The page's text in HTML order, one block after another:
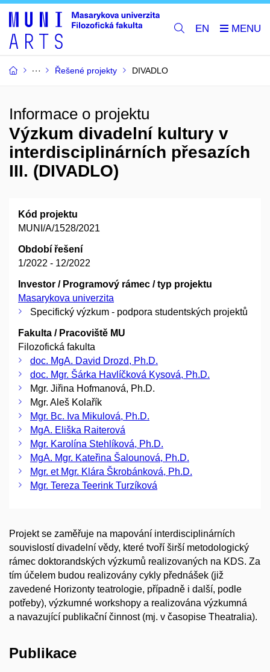
EN
Řešené projekty DIVADLO
Informace o projektu
Výzkum divadelní kultury v
interdisciplinárních přesazích
III. (DIVADLO)
Kód projektu
MUNI/A/1528/2021
Období řešení
1/2022 - 12/2022
Investor / Programový rámec / typ projektu
Masarykova univerzita
Specifický výzkum - podpora studentských projektů
Fakulta / Pracoviště MU
Filozofická fakulta
doc. MgA. David Drozd, Ph.D.
doc. Mgr. Šárka Havlíčková Kysová, Ph.D.
Mgr. Jiřina Hofmanová, Ph.D.
Mgr. Aleš Kolařík
Mgr. Bc. Iva Mikulová, Ph.D.
MgA. Eliška Raiterová
Mgr. Karolína Stehlíková, Ph.D.
MgA. Mgr. Kateřina Šalounová, Ph.D.
Mgr. et Mgr. Klára Škrobánková, Ph.D.
Mgr. Tereza Teerink Turzíková
Projekt se zaměřuje na mapování interdisciplinárních
souvislostí divadelní vědy, které tvoří širší metodologický
rámec doktorandských výzkumů realizovaných na KDS. Za
tím účelem budou realizovány cykly přednášek (již
zavedené Horizonty teatrologie, případně i další, podle
potřeby), výzkumné workshopy a realizována výzkumná
a navazující publikační činnost (mj. v časopise Theatralia).
Publikace